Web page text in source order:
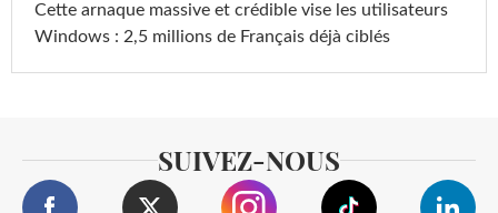
Cette arnaque massive et crédible vise les utilisateurs
Windows : 2,5 millions de Français déjà ciblés
SUIVEZ-NOUS